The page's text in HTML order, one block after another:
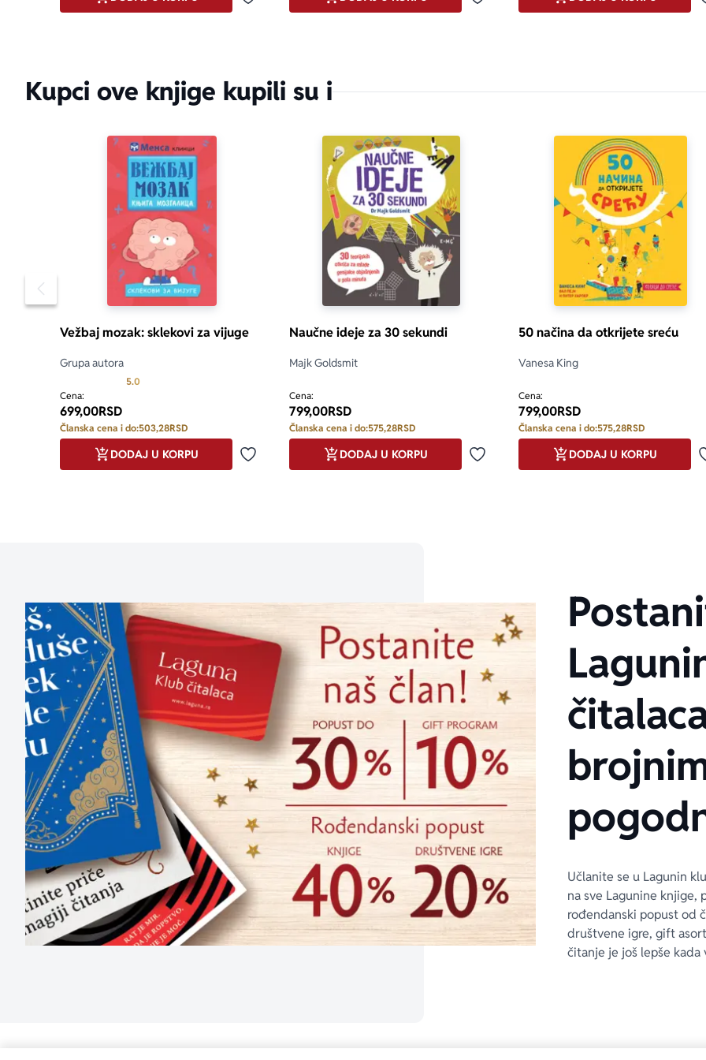
Dodaj u omiljene Dodaj u omiljene
Kupci ove knjige kupili su i
Pomeranje sadržaja slajdera u levo
Vežbaj mozak: sklekovi za vijuge
Grupa autora
5.0
Cena:
699,00RSD
Članska cena i do:503,28RSD
Dodaj u omiljene
DODAJ U KORPU
Naučne ideje za 30 sekundi
Majk Goldsmit
Cena:
799,00RSD
Članska cena i do:575,28RSD
Dodaj u omiljene
DODAJ U KORPU
50 načina da otkrijete sreću
Vanesa King
Cena:
799,00RSD
Članska cena i do:575,28RSD
DODAJ U KORPU
Učlanite se u Lagunin
na sve Lagunine knjige,
rođendanski popust od
društvene igre, gift
čitanje je još lepše kada